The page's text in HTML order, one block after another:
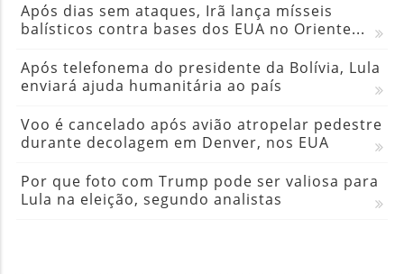
Após dias sem ataques, Irã lança mísseis
balísticos contra bases dos EUA no Oriente...
Após telefonema do presidente da Bolívia, Lula
enviará ajuda humanitária ao país
Voo é cancelado após avião atropelar pedestre
durante decolagem em Denver, nos EUA
Por que foto com Trump pode ser valiosa para
Lula na eleição, segundo analistas